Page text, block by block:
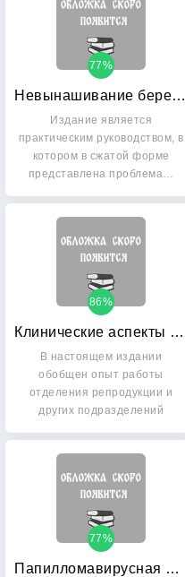
Невынашивание беременности: Руководство для врачей
77%
Издание является
практическим руководством, в
котором в сжатой форме
представлена проблема…
Клинические аспекты лечения бесплодия в браке: Диагностика и терапевтические программы с использованием методов восстановления естественной фертильности. Руководство
86%
В настоящем издании
обобщен опыт работы
отделения репродукции и
других подразделений
Папилломавирусная инфекция у женщин и патология шейки матки: В помощь практикующему врачу
77%